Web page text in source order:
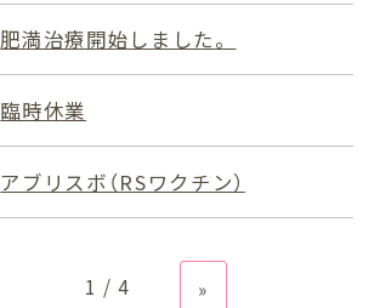
肥満治療開始しました。
臨時休業
アブリスボ（RSワクチン）
1 / 4 »